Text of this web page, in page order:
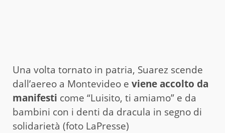
Una volta tornato in patria, Suarez scende
dall’aereo a Montevideo e viene accolto da
manifesti come “Luisito, ti amiamo” e da
bambini con i denti da dracula in segno di
solidarietà (foto LaPresse)